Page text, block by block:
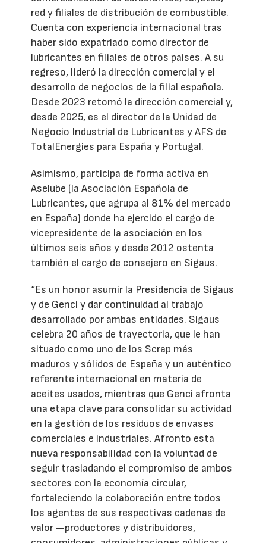
red y filiales de distribución de combustible.
Cuenta con experiencia internacional tras
haber sido expatriado como director de
lubricantes en filiales de otros países. A su
regreso, lideró la dirección comercial y el
desarrollo de negocios de la filial española.
Desde 2023 retomó la dirección comercial y,
desde 2025, es el director de la Unidad de
Negocio Industrial de Lubricantes y AFS de
TotalEnergies para España y Portugal.
Asimismo, participa de forma activa en
Aselube (la Asociación Española de
Lubricantes, que agrupa al 81% del mercado
en España) donde ha ejercido el cargo de
vicepresidente de la asociación en los
últimos seis años y desde 2012 ostenta
también el cargo de consejero en Sigaus.
“Es un honor asumir la Presidencia de Sigaus
y de Genci y dar continuidad al trabajo
desarrollado por ambas entidades. Sigaus
celebra 20 años de trayectoria, que le han
situado como uno de los Scrap más
maduros y sólidos de España y un auténtico
referente internacional en materia de
aceites usados, mientras que Genci afronta
una etapa clave para consolidar su actividad
en la gestión de los residuos de envases
comerciales e industriales. Afronto esta
nueva responsabilidad con la voluntad de
seguir trasladando el compromiso de ambos
sectores con la economía circular,
fortaleciendo la colaboración entre todos
los agentes de sus respectivas cadenas de
valor —productores y distribuidores,